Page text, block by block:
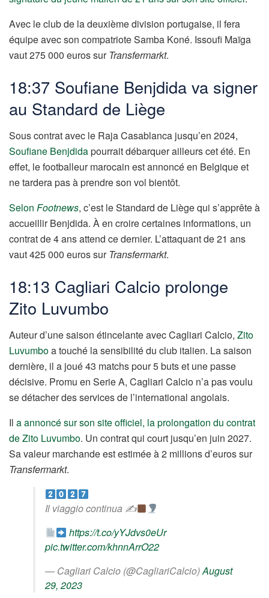
Avec le club de la deuxième division portugaise, il fera
équipe avec son compatriote Samba Koné. Issoufi Maïga
vaut 275 000 euros sur Transfermarkt.
18:37 Soufiane Benjdida va signer
au Standard de Liège
Sous contrat avec le Raja Casablanca jusqu’en 2024,
Soufiane Benjdidapourrait débarquer ailleurs cet été. En
effet, le footballeur marocain est annoncé en Belgique et
ne tardera pas à prendre son vol bientôt.
Selon Footnews, c’est le Standard de Liège qui s’apprête à
accueillir Benjdida. À en croire certaines informations, un
contrat de 4 ans attend ce dernier. L’attaquant de 21 ans
vaut 425 000 euros sur Transfermarkt.
18:13 Cagliari Calcio prolonge
Zito Luvumbo
Auteur d’une saison étincelante avec Cagliari Calcio, Zito
Luvumboa touché la sensibilité du club italien. La saison
dernière, il a joué 43 matchs pour 5 buts et une passe
décisive. Promu en Serie A, Cagliari Calcio n’a pas voulu
se détacher des services de l’international angolais.
Il a annoncé sur son site officiel, la prolongation du contrat
de Zito Luvumbo. Un contrat qui court jusqu’en juin 2027.
Sa valeur marchande est estimée à 2 millions d’euros sur
Transfermarkt.
Il viaggio continua ✍
https://t.co/yYJdvs0eUr
pic.twitter.com/khnnArrO22
— Cagliari Calcio (@CagliariCalcio)August
29, 2023